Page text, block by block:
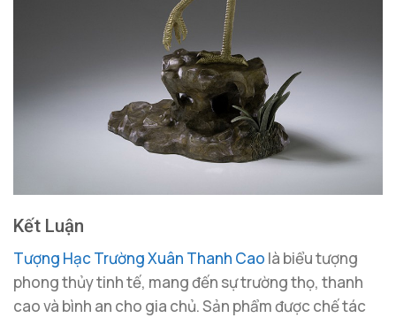
Kết Luận
Tượng Hạc Trường Xuân Thanh Cao là biểu tượng
phong thủy tinh tế, mang đến sự trường thọ, thanh
cao và bình an cho gia chủ. Sản phẩm được chế tác